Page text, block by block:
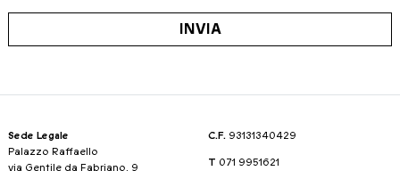
INVIA
Sede Legale
Palazzo Raffaello
via Gentile da Fabriano, 9
C.F. 93131340429
T 071 9951621